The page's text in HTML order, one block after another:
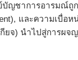
ญชาการอารมณ์ถู
และความเบื่อ
จ) นำไปสู่การผ